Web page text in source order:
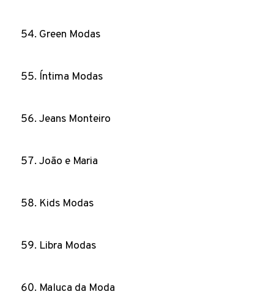
Green Modas
Íntima Modas
Jeans Monteiro
João e Maria
Kids Modas
Libra Modas
Maluca da Moda